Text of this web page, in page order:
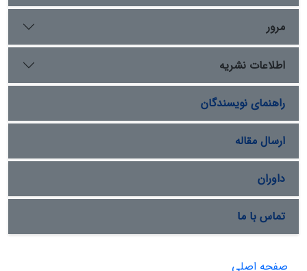
مرور
اطلاعات نشریه
راهنمای نویسندگان
ارسال مقاله
داوران
تماس با ما
صفحه اصلی